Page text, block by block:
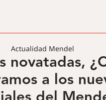
Actualidad Mendel
novatadas,
a los